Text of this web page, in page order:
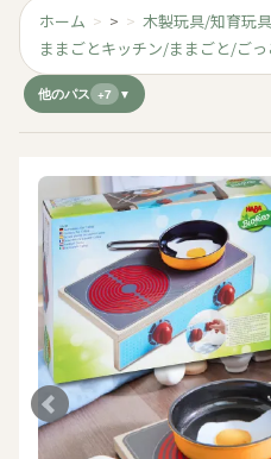
ホーム > 木製玩具/知育玩
ままごとキッチン/ままごと/ご
他のパス +7